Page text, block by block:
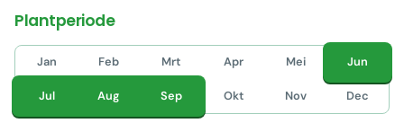
Plantperiode
Jan Feb Mrt Apr Mei Jun
Jul Aug Sep Okt Nov Dec